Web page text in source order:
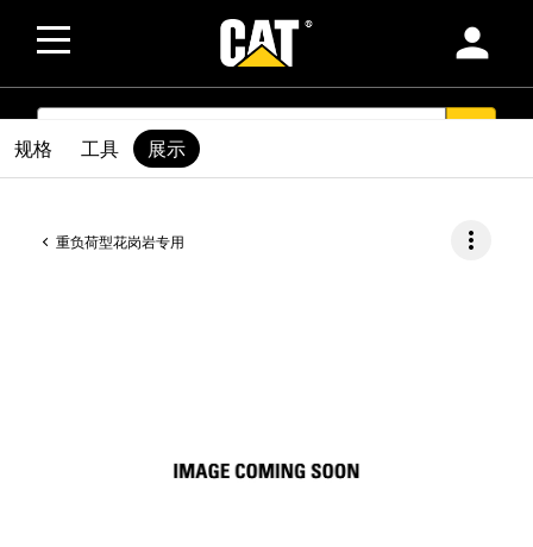
person
SEARCH
重负荷型花岗岩专用 more_vert
规格 工具 展示